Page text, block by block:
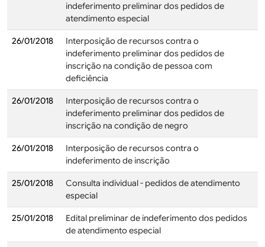
indeferimento preliminar dos pedidos de
atendimento especial
26/01/2018
Interposição de recursos contra o
indeferimento preliminar dos pedidos de
inscrição na condição de pessoa com
deficiência
26/01/2018
Interposição de recursos contra o
indeferimento preliminar dos pedidos de
inscrição na condição de negro
26/01/2018
Interposição de recursos contra o
indeferimento de inscrição
25/01/2018
Consulta individual - pedidos de atendimento
especial
25/01/2018
Edital preliminar de indeferimento dos pedidos
de atendimento especial